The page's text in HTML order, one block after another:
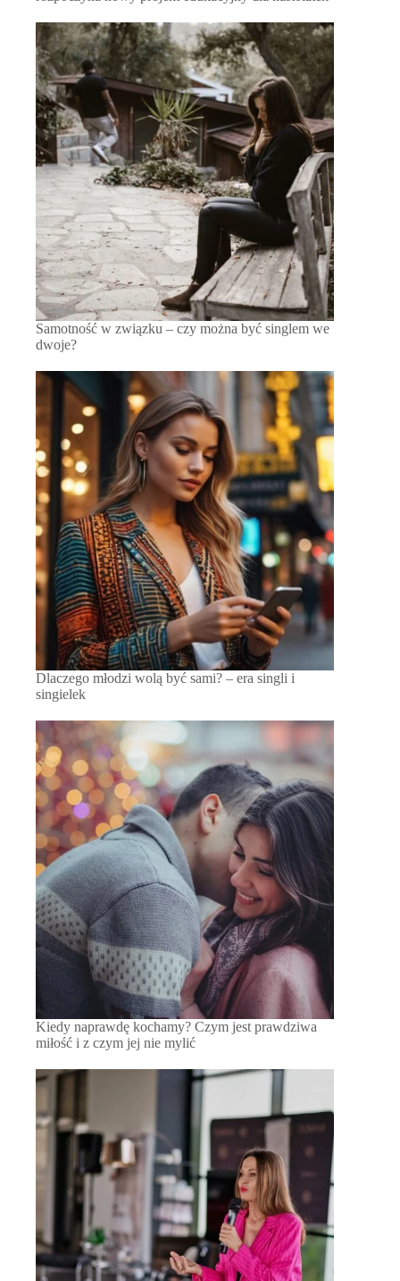
Samotność w związku – czy można być singlem we
dwoje?
Dlaczego młodzi wolą być sami? – era singli i
singielek
Kiedy naprawdę kochamy? Czym jest prawdziwa
miłość i z czym jej nie mylić